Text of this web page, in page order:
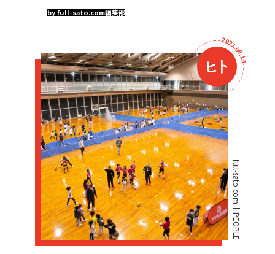
by full-sato.com編集部
2021
.
0
6
.
1
9
full-sato.com
PEOPLE